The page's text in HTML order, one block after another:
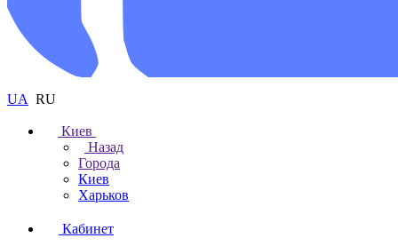
UA RU
Киев
Назад
Города
Киев
Харьков
Кабинет